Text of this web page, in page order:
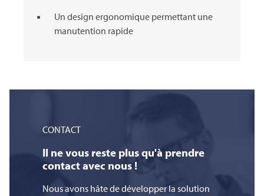
Un design ergonomique permettant une
manutention rapide
CONTACT
Il ne vous reste plus qu'à prendre
contact avec nous !
Nous avons hâte de développer la solution